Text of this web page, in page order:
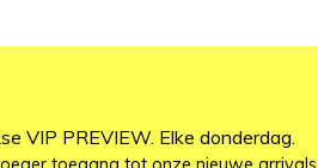
VIP PREVIEW. Elke donderdag.